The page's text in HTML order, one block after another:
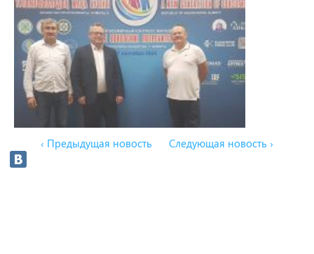
‹ Предыдущая новость Следующая новость ›